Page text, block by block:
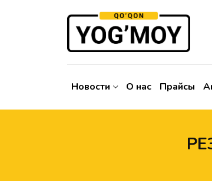
Новости О нас Прайсы